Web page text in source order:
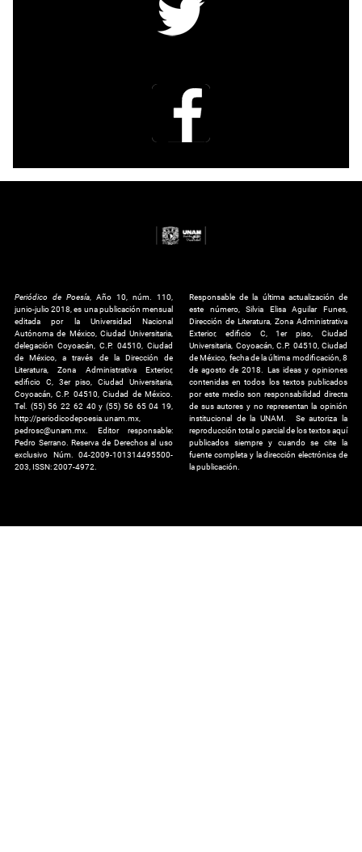
Periódico de Poesía , Año 10, núm. 110,
junio-julio 2018, es una publicación mensual
editada por la Universidad Nacional
Autónoma de México, Ciudad Universitaria,
delegación Coyoacán, C.P. 04510, Ciudad
de México, a través de la Dirección de
Literatura, Zona Administrativa Exterior,
edificio C, 3er piso, Ciudad Universitaria,
Coyoacán, C.P. 04510, Ciudad de México.
Tel. (55) 56 22 62 40 y (55) 56 65 04 19,
http://periodicodepoesia.unam.mx,
pedrosc@unam.mx. Editor responsable:
Pedro Serrano. Reserva de Derechos al uso
exclusivo Núm. 04-2009-101314495500-
203, ISSN: 2007-4972.
Responsable de la última actualización de
este número, Silvia Elisa Aguilar Funes,
Dirección de Literatura, Zona Administrativa
Exterior, edificio C, 1er piso, Ciudad
Universitaria, Coyoacán, C.P. 04510, Ciudad
de México, fecha de la última modificación, 8
de agosto de 2018. Las ideas y opiniones
contenidas en todos los textos publicados
por este medio son responsabilidad directa
de sus autores y no representan la opinión
institucional de la UNAM. Se autoriza la
reproducción total o parcial de los textos aquí
publicados siempre y cuando se cite la
fuente completa y la dirección electrónica de
la publicación.